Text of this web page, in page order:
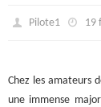
Pilote1 19
Chez les amateurs
une immense